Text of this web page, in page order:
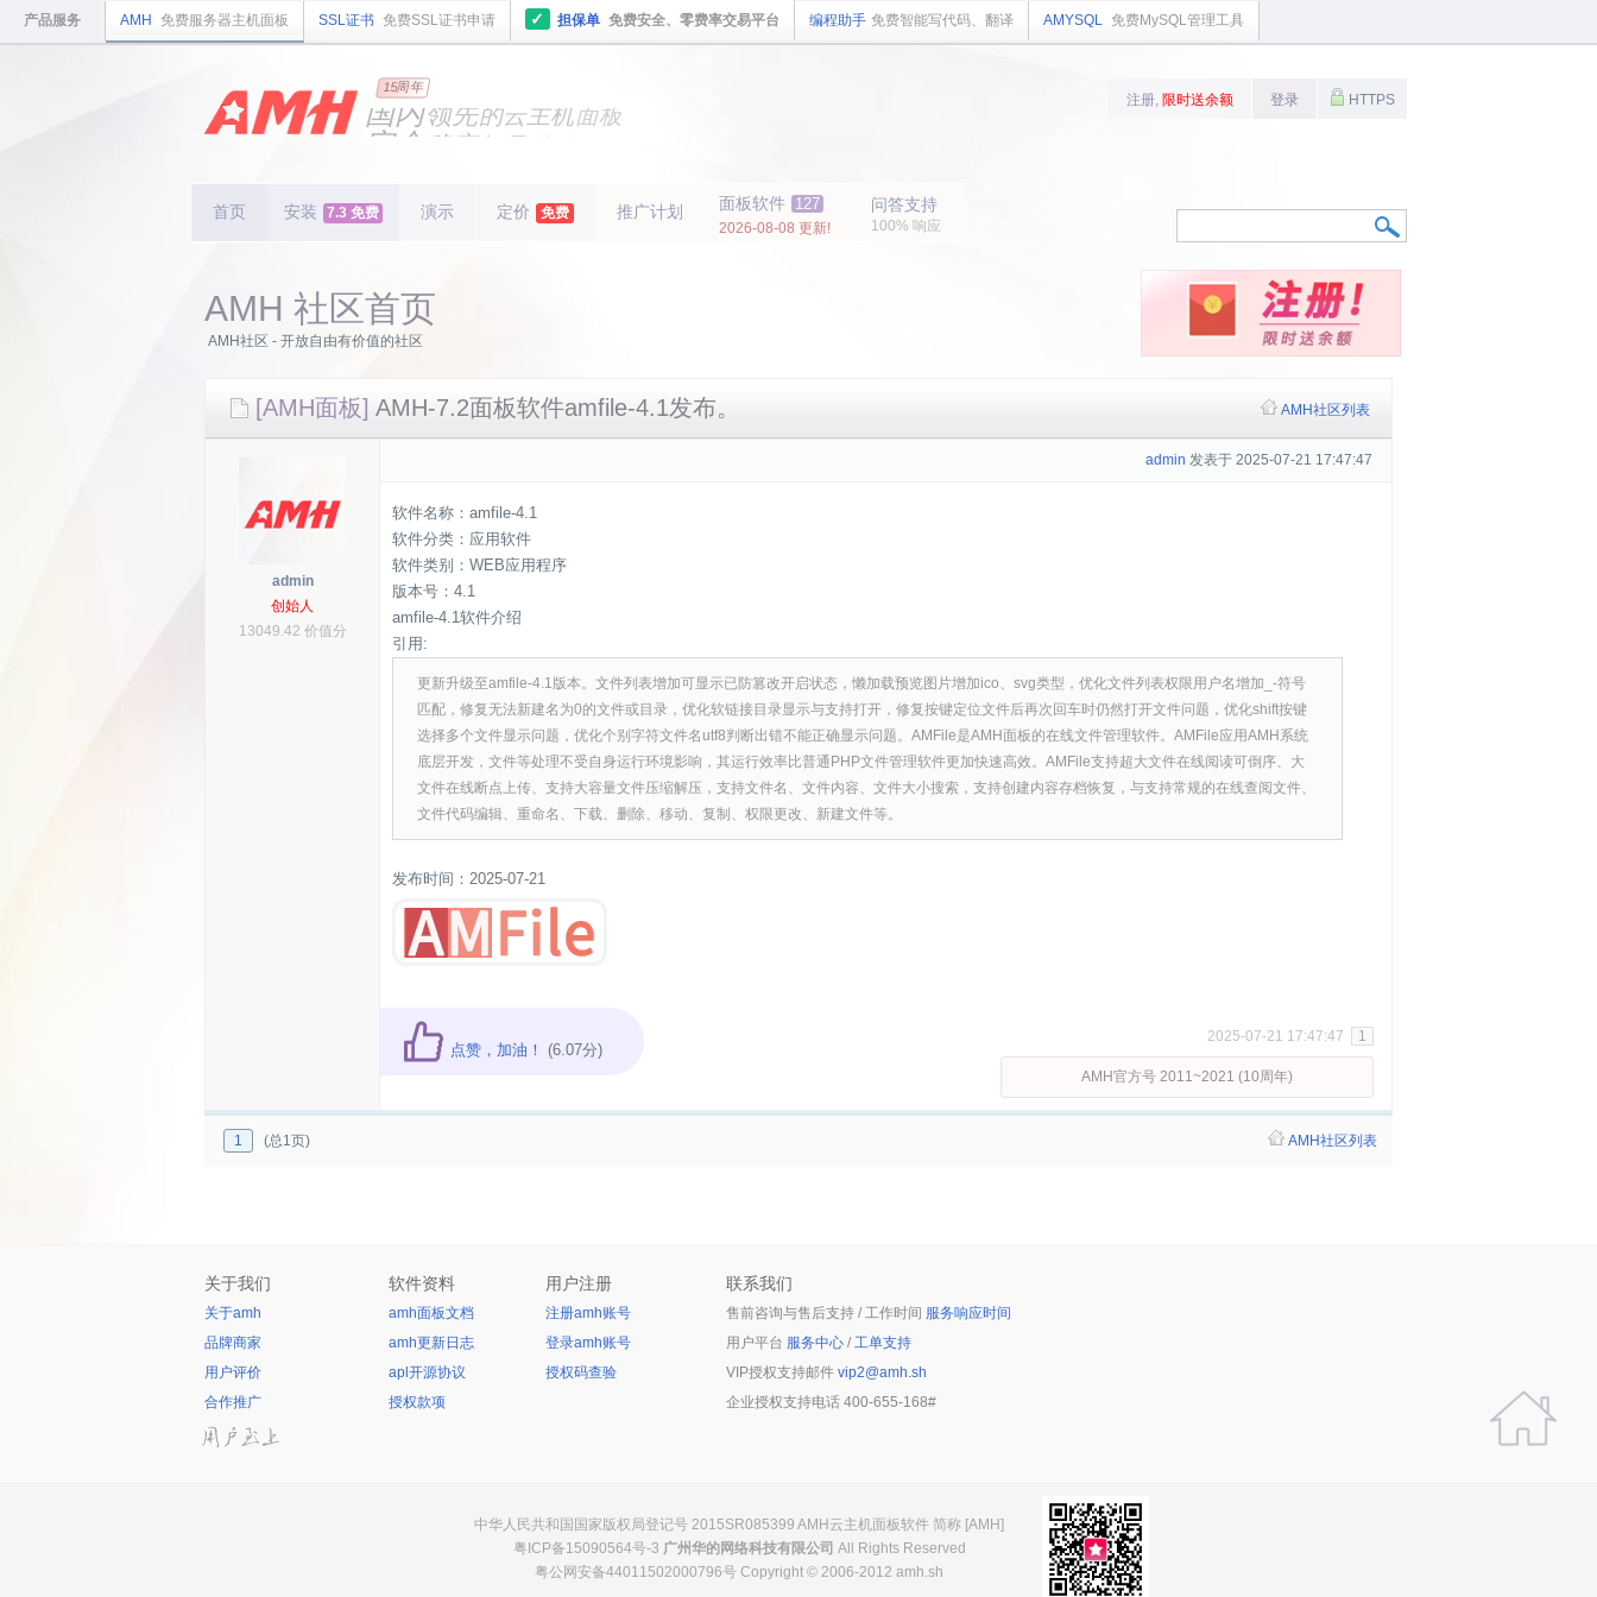
产品服务 AMH 免费服务器主机面板 SSL证书 免费SSL证书申请 ✓ 担保单 免费安全、零费率交易平台 编程助手 免费智能写代码、翻译 AMYSQL 免费MySQL管理工具
15周年
国内领先
安全 稳定轻量纯净
首页 安装 7.3 免费 演示 定价 免费 推广计划 面板软件 127
2026-08-08 更新!
问答支持
100% 响应
注册, 限时送余额 登录 HTTPS
AMH 社区首页
AMH社区 - 开放自由有价值的社区
[AMH面板] AMH-7.2面板软件amfile-4.1发布。 AMH社区列表
admin
创始人
13049.42 价值分
admin 发表于 2025-07-21 17:47:47
软件名称：amfile-4.1
软件分类：应用软件
软件类别：WEB应用程序
版本号：4.1
amfile-4.1软件介绍
引用:
更新升级至amfile-4.1版本。文件列表增加可显示已防篡改开启状态，懒加载预览图片增加ico、svg类型，优化文件列表权限用户名增加_-符号
匹配，修复无法新建名为0的文件或目录，优化软链接目录显示与支持打开，修复按键定位文件后再次回车时仍然打开文件问题，优化shift按键
选择多个文件显示问题，优化个别字符文件名utf8判断出错不能正确显示问题。AMFile是AMH面板的在线文件管理软件。AMFile应用AMH系统
底层开发，文件等处理不受自身运行环境影响，其运行效率比普通PHP文件管理软件更加快速高效。AMFile支持超大文件在线阅读可倒序、大
文件在线断点上传、支持大容量文件压缩解压，支持文件名、文件内容、文件大小搜索，支持创建内容存档恢复，与支持常规的在线查阅文件、
文件代码编辑、重命名、下载、删除、移动、复制、权限更改、新建文件等。
发布时间：2025-07-21
点赞，加油！ (6.07分)
2025-07-21 17:47:47 1
AMH官方号 2011~2021 (10周年)
1 (总1页) AMH社区列表
关于我们
关于amh
品牌商家
用户评价
合作推广
软件资料
amh面板文档
amh更新日志
apl开源协议
授权款项
用户注册
注册amh账号
登录amh账号
授权码查验
联系我们
售前咨询与售后支持 / 工作时间 服务响应时间
用户平台 服务中心 / 工单支持
VIP授权支持邮件 vip2@amh.sh
企业授权支持电话 400-655-168#
中华人民共和国国家版权局登记号 2015SR085399 AMH云主机面板软件 简称 [AMH]
粤ICP备15090564号-3 广州华的网络科技有限公司 All Rights Reserved
粤公网安备44011502000796号 Copyright © 2006-2012 amh.sh